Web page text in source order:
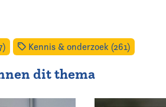
Kennis & onderzoek (261)
dit thema